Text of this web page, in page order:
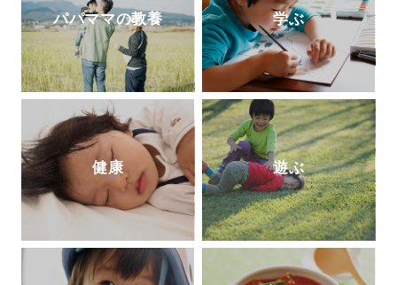
し、管理栄養士となる。
パパママの教養 学ぶ
健康 遊ぶ